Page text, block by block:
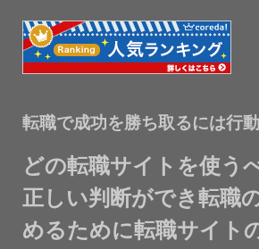
転職で成功を勝ち取るには行動
どの転職サイトを使う
正しい判断ができ転職
めるために転職サイト